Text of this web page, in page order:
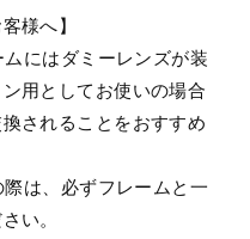
様へ】
にはダミーレンズが装
用としてお使いの場合
されることをおすすめ
は、必ずフレームと一
い。